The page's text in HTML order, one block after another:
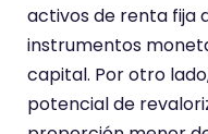
activos de renta fija
instrumentos
capital. Por otro
potencial de